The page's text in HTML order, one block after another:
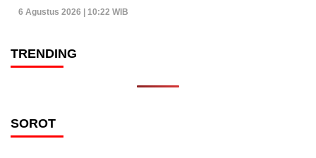
6 Agustus 2026 | 10:22 WIB
TRENDING
SOROT